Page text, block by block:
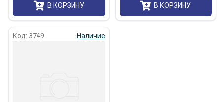
В КОРЗИНУ В КОРЗИНУ
Код: 3749 Наличие